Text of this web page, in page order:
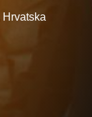
Hrvatska